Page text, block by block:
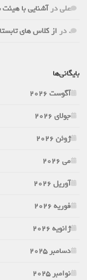
علیدرآشنایی با هیئت
.دراز کلاس های
بایگانی‌ها
آگوست 2026
جولای 2026
ژوئن 2026
می 2026
آوریل 2026
فوریه 2026
ژانویه 2026
دسامبر 2025
نوامبر 2025